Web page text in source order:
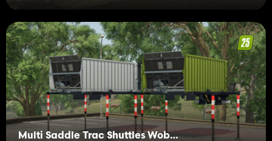
Multi Saddle Trac Shuttles WobbyTec